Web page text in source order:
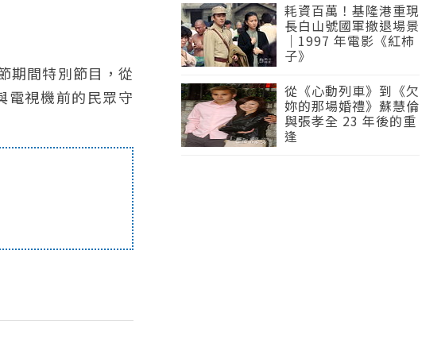
期間特別節目，從
電視機前的民眾守
耗資百萬！基隆港重現
長白山號國軍撤退場景
｜1997 年電影《紅柿
子》
從《心動列車》到《欠
妳的那場婚禮》蘇慧倫
與張孝全 23 年後的重
逢